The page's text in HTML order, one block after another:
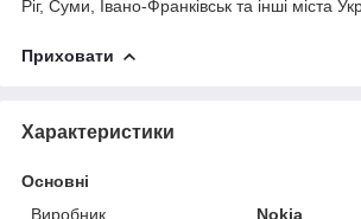
Ріг, Суми, Івано-Франківськ та інші міста
Приховати
Характеристики
Основні
Виробник
Nokia